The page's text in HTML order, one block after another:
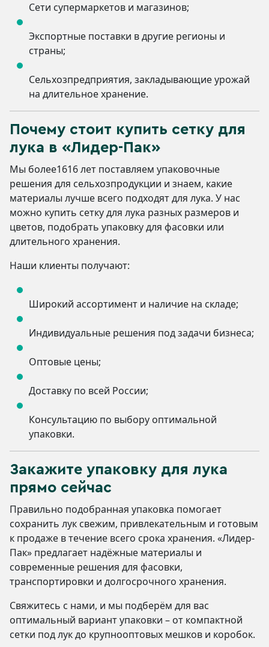
Сети супермаркетов и магазинов;
Экспортные поставки в другие регионы и
страны;
Сельхозпредприятия, закладывающие урожай
на длительное хранение.
Почему стоит купить сетку для
лука в «Лидер-Пак»
Мы более1616 лет поставляем упаковочные
решения для сельхозпродукции и знаем, какие
материалы лучше всего подходят для лука. У нас
можно купить сетку для лука разных размеров и
цветов, подобрать упаковку для фасовки или
длительного хранения.
Наши клиенты получают:
Широкий ассортимент и наличие на складе;
Индивидуальные решения под задачи бизнеса;
Оптовые цены;
Доставку по всей России;
Консультацию по выбору оптимальной
упаковки.
Закажите упаковку для лука
прямо сейчас
Правильно подобранная упаковка помогает
сохранить лук свежим, привлекательным и готовым
к продаже в течение всего срока хранения. «Лидер-
Пак» предлагает надёжные материалы и
современные решения для фасовки,
транспортировки и долгосрочного хранения.
Свяжитесь с нами, и мы подберём для вас
оптимальный вариант упаковки – от компактной
сетки под лук до крупнооптовых мешков и коробок.